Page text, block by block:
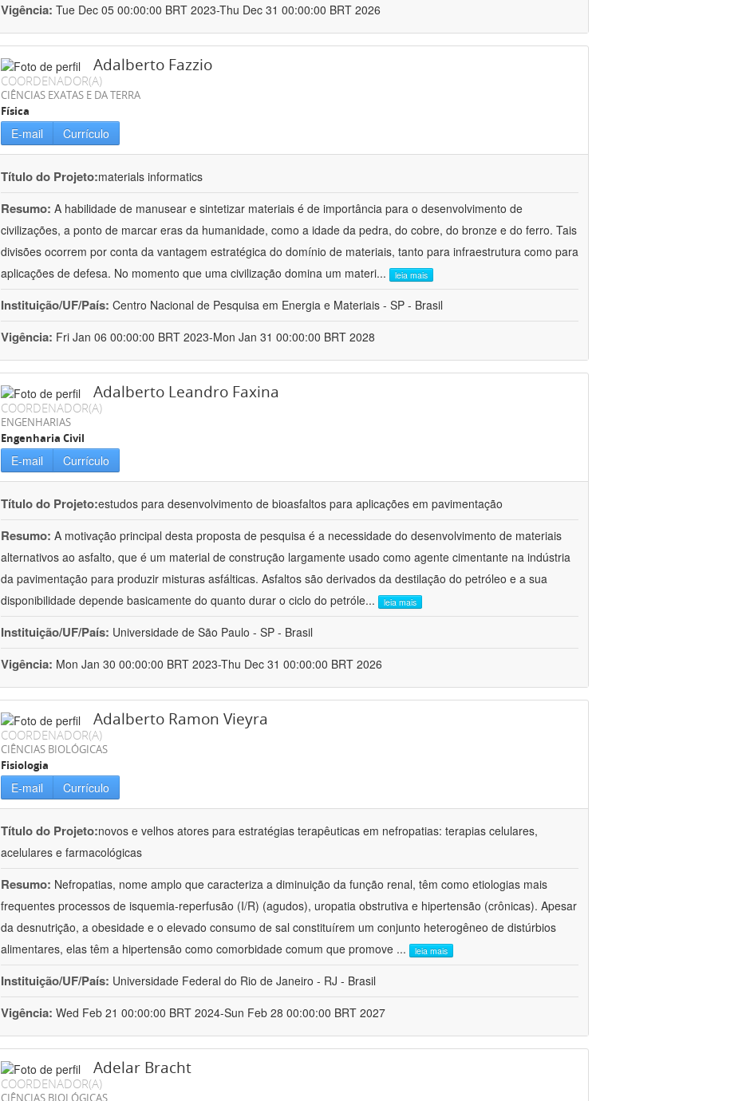
Vigência: Tue Dec 05 00:00:00 BRT 2023-Thu Dec 31 00:00:00 BRT 2026
Adalberto Fazzio
COORDENADOR(A)
CIÊNCIAS EXATAS E DA TERRA
Física
E-mail Currículo
Título do Projeto:materials informatics
Resumo: A habilidade de manusear e sintetizar materiais é de importância para o desenvolvimento de
civilizações, a ponto de marcar eras da humanidade, como a idade da pedra, do cobre, do bronze e do ferro. Tais
divisões ocorrem por conta da vantagem estratégica do domínio de materiais, tanto para infraestrutura como para
aplicações de defesa. No momento que uma civilização domina um materi... leia mais
Instituição/UF/País: Centro Nacional de Pesquisa em Energia e Materiais - SP - Brasil
Vigência: Fri Jan 06 00:00:00 BRT 2023-Mon Jan 31 00:00:00 BRT 2028
Adalberto Leandro Faxina
COORDENADOR(A)
ENGENHARIAS
Engenharia Civil
E-mail Currículo
Título do Projeto:estudos para desenvolvimento de bioasfaltos para aplicações em pavimentação
Resumo: A motivação principal desta proposta de pesquisa é a necessidade do desenvolvimento de materiais
alternativos ao asfalto, que é um material de construção largamente usado como agente cimentante na indústria
da pavimentação para produzir misturas asfálticas. Asfaltos são derivados da destilação do petróleo e a sua
disponibilidade depende basicamente do quanto durar o ciclo do petróle... leia mais
Instituição/UF/País: Universidade de São Paulo - SP - Brasil
Vigência: Mon Jan 30 00:00:00 BRT 2023-Thu Dec 31 00:00:00 BRT 2026
Adalberto Ramon Vieyra
COORDENADOR(A)
CIÊNCIAS BIOLÓGICAS
Fisiologia
E-mail Currículo
Título do Projeto:novos e velhos atores para estratégias terapêuticas em nefropatias: terapias celulares,
acelulares e farmacológicas
Resumo: Nefropatias, nome amplo que caracteriza a diminuição da função renal, têm como etiologias mais
frequentes processos de isquemia-reperfusão (I/R) (agudos), uropatia obstrutiva e hipertensão (crônicas). Apesar
da desnutrição, a obesidade e o elevado consumo de sal constituírem um conjunto heterogêneo de distúrbios
alimentares, elas têm a hipertensão como comorbidade comum que promove ... leia mais
Instituição/UF/País: Universidade Federal do Rio de Janeiro - RJ - Brasil
Vigência: Wed Feb 21 00:00:00 BRT 2024-Sun Feb 28 00:00:00 BRT 2027
Adelar Bracht
COORDENADOR(A)
CIÊNCIAS BIOLÓGICAS